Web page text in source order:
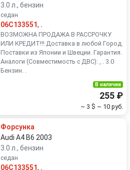
3.0 л., бензин
седан
06C133551, .
ВОЗМОЖНА ПРОДАЖА В РАССРОЧКУ
ИЛИ КРЕДИТ!!! Доставка в любой Город.
Поставки из Японии и Швеции. Гарантия.
Аналоги (Совместимость с ДВС): , . 3.0
Бензин. .
В наличии
255 ₽
~ 3 $ ~ 10 руб.
Форсунка
Audi A4 B6 2003
3.0 л., бензин
седан
06C133551, .